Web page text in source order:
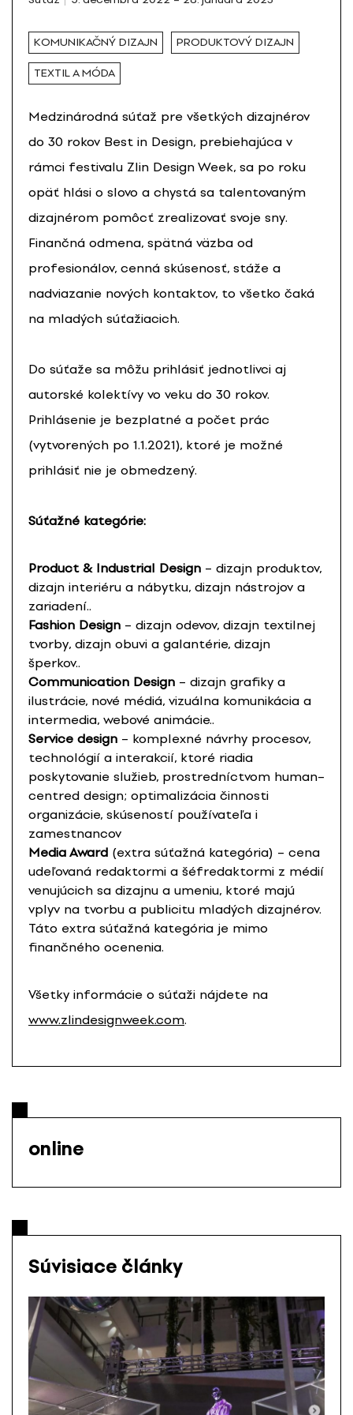
KOMUNIKAČNÝ DIZAJN PRODUKTOVÝ DIZAJN
TEXTIL A MÓDA
Medzinárodná súťaž pre všetkých dizajnérov
do 30 rokov Best in Design, prebiehajúca v
rámci festivalu Zlin Design Week, sa po roku
opäť hlási o slovo a chystá sa talentovaným
dizajnérom pomôcť zrealizovať svoje sny.
Finančná odmena, spätná väzba od
profesionálov, cenná skúsenosť, stáže a
nadviazanie nových kontaktov, to všetko čaká
na mladých súťažiacich.
Do súťaže sa môžu prihlásiť jednotlivci aj
autorské kolektívy vo veku do 30 rokov.
Prihlásenie je bezplatné a počet prác
(vytvorených po 1.1.2021), ktoré je možné
prihlásiť nie je obmedzený.
Súťažné kategórie:
Product & Industrial Design – dizajn produktov,
dizajn interiéru a nábytku, dizajn nástrojov a
zariadení..
Fashion Design – dizajn odevov, dizajn textilnej
tvorby, dizajn obuvi a galantérie, dizajn
šperkov..
Communication Design – dizajn grafiky a
ilustrácie, nové médiá, vizuálna komunikácia a
intermedia, webové animácie..
Service design – komplexné návrhy procesov,
technológií a interakcií, ktoré riadia
poskytovanie služieb, prostredníctvom human–
centred design; optimalizácia činnosti
organizácie, skúseností používateľa i
zamestnancov
Media Award (extra súťažná kategória) – cena
udeľovaná redaktormi a šéfredaktormi z médií
venujúcich sa dizajnu a umeniu, ktoré majú
vplyv na tvorbu a publicitu mladých dizajnérov.
Táto extra súťažná kategória je mimo
finančného ocenenia.
Všetky informácie o súťaži nájdete na
www.zlindesignweek.com.
online
Súvisiace články